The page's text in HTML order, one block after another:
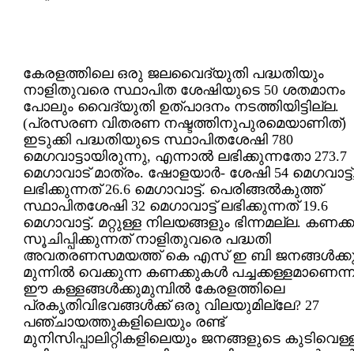
കേരളത്തിലെ ഒരു ജലവൈദ്യുതി പദ്ധതിയും
നാളിതുവരെ സ്ഥാപിത ശേഷിയുടെ 50 ശതമാനം
പോലും വൈദ്യുതി ഉത്പാദനം നടത്തിയിട്ടില്ല.
(പ്രസരണ വിതരണ നഷ്ടത്തിനുപുരമെയാണിത്)
ഇടുക്കി പദ്ധതിയുടെ സ്ഥാപിതശേഷി 780
മെഗവാട്ടായിരുന്നു, എന്നാല്‍ ലഭിക്കുന്നതോ 273.7
മെഗാവാട് മാത്രം. ഷോളയാര്‍- ശേഷി 54
ലഭിക്കുന്നത് 26.6 മെഗാവാട്ട്. പെരിങ്ങല്‍കുത്ത്
സ്ഥാപിതശേഷി 32 മെഗാവാട്ട് ലഭിക്കുന്നത് 19.6
മെഗാവാട്ട്. മറ്റുള്ള നിലയങ്ങളും ഭിന്നമല്ല.
സൂചിപ്പിക്കുന്നത് നാളിതുവരെ പദ്ധതി
അവതരണസമയത്ത് കെ എസ് ഇ ബി
മുന്നില്‍ വെക്കുന്ന കണക്കുകള്‍
ഈ കള്ളങ്ങള്‍ക്കുമുമ്പില്‍ കേരളത്തിലെ
പ്രകൃതിവിഭവങ്ങള്‍ക്ക് ഒരു വിലയുമില്ലേ? 27
പഞ്ചായത്തുകളിലെയും രണ്ട്
മുനിസിപ്പാലിറ്റികളിലെയും ജനങ്ങളുടെ